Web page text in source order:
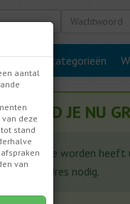
Alle categorieën
MELD JE NU
Om lid te worden heeft
e-mailadres nodig.
aantal
deze
stand
van